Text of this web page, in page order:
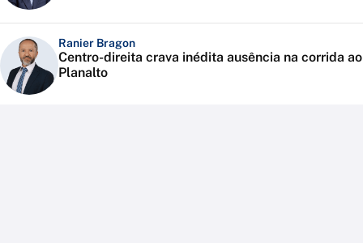
Ranier Bragon
Centro-direita crava inédita ausência na corrida ao
Planalto